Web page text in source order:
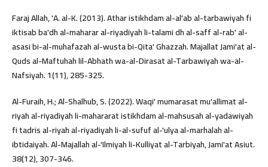
Faraj Allah, 'A. al-K. (2013). Athar istikhdam al-al'ab al-tarbawiyah fi
iktisab ba'dh al-maharar al-riyadiyah li-talami dh al-saff al-rab' al-
asasi bi-al-muhafazah al-wusta bi-Qita' Ghazzah. Majallat Jami'at al-
Quds al-Maftuhah lil-Abhath wa-al-Dirasat al-Tarbawiyah wa-al-
Nafsiyah. 1(11), 285-325.
Al-Furaih, H.; Al-Shalhub, S. (2022). Waqi' mumarasat mu'allimat al-
riyah al-riyadiyah li-mahararat istikhdam al-mahsusah al-yadawiyah
fi tadris al-riyah al-riyadiyah li-al-sufuf al-'ulya al-marhalah al-
ibtidaiyah. Al-Majallah al-'Ilmiyah li-Kulliyat al-Tarbiyah, Jami'at Asiut.
38(12), 307-346.